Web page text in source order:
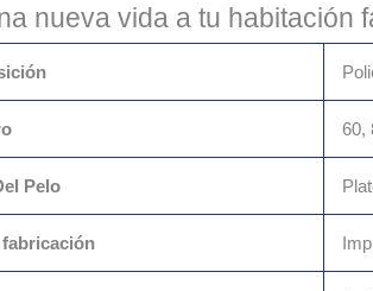
nueva vida a tu habitación
60,
Pelo